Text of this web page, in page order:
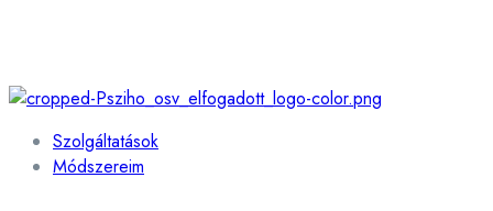
Szolgáltatások
Módszereim